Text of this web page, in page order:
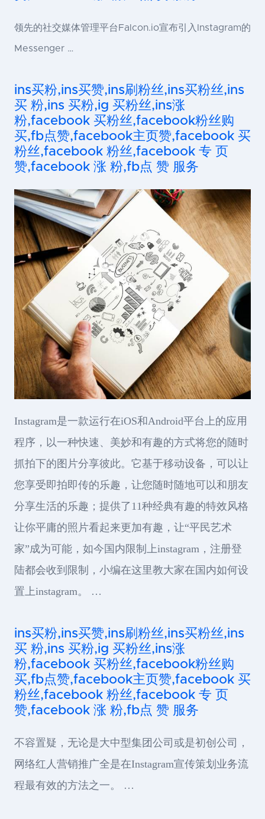
领先的社交媒体管理平台Falcon.io宣布引入Instagram的
Messenger …
ins买粉,ins买赞,ins刷粉丝,ins买粉丝,ins
买 粉,ins 买粉,ig 买粉丝,ins涨
粉,facebook 买粉丝,facebook粉丝购
买,fb点赞,facebook主页赞,facebook 买
粉丝,facebook 粉丝,facebook 专 页
赞,facebook 涨 粉,fb点 赞 服务
Instagram是一款运行在iOS和Android平台上的应用
程序，以一种快速、美妙和有趣的方式将您的随时
抓拍下的图片分享彼此。它基于移动设备，可以让
您享受即拍即传的乐趣，让您随时随地可以和朋友
分享生活的乐趣；提供了11种经典有趣的特效风格
让你平庸的照片看起来更加有趣，让“平民艺术
家”成为可能，如今国内限制上instagram，注册登
陆都会收到限制，小编在这里教大家在国内如何设
置上instagram。 …
ins买粉,ins买赞,ins刷粉丝,ins买粉丝,ins
买 粉,ins 买粉,ig 买粉丝,ins涨
粉,facebook 买粉丝,facebook粉丝购
买,fb点赞,facebook主页赞,facebook 买
粉丝,facebook 粉丝,facebook 专 页
赞,facebook 涨 粉,fb点 赞 服务
不容置疑，无论是大中型集团公司或是初创公司，
网络红人营销推广全是在Instagram宣传策划业务流
程最有效的方法之一。 …